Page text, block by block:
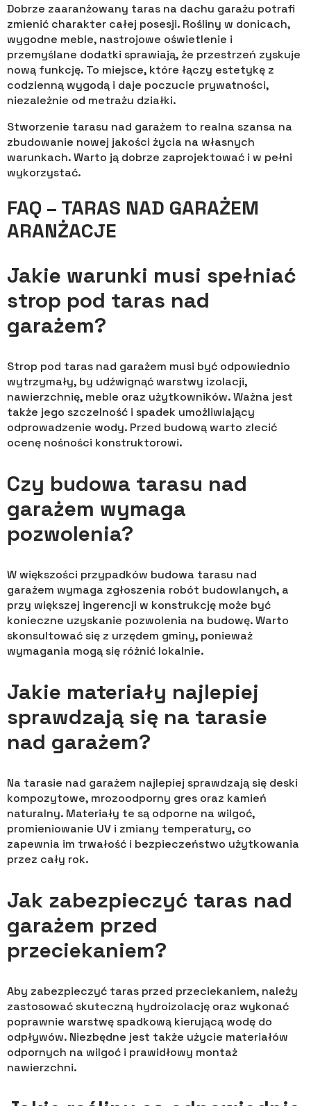
Dobrze zaaranżowany taras na dachu garażu potrafi
zmienić charakter całej posesji. Rośliny w donicach,
wygodne meble, nastrojowe oświetlenie i
przemyślane dodatki sprawiają, że przestrzeń zyskuje
nową funkcję. To miejsce, które łączy estetykę z
codzienną wygodą i daje poczucie prywatności,
niezależnie od metrażu działki.
Stworzenie tarasu nad garażem to realna szansa na
zbudowanie nowej jakości życia na własnych
warunkach. Warto ją dobrze zaprojektować i w pełni
wykorzystać.
FAQ – TARAS NAD GARAŻEM
ARANŻACJE
Jakie warunki musi spełniać
strop pod taras nad
garażem?
Strop pod taras nad garażem musi być odpowiednio
wytrzymały, by udźwignąć warstwy izolacji,
nawierzchnię, meble oraz użytkowników. Ważna jest
także jego szczelność i spadek umożliwiający
odprowadzenie wody. Przed budową warto zlecić
ocenę nośności konstruktorowi.
Czy budowa tarasu nad
garażem wymaga
pozwolenia?
W większości przypadków budowa tarasu nad
garażem wymaga zgłoszenia robót budowlanych, a
przy większej ingerencji w konstrukcję może być
konieczne uzyskanie pozwolenia na budowę. Warto
skonsultować się z urzędem gminy, ponieważ
wymagania mogą się różnić lokalnie.
Jakie materiały najlepiej
sprawdzają się na tarasie
nad garażem?
Na tarasie nad garażem najlepiej sprawdzają się deski
kompozytowe, mrozoodporny gres oraz kamień
naturalny. Materiały te są odporne na wilgoć,
promieniowanie UV i zmiany temperatury, co
zapewnia im trwałość i bezpieczeństwo użytkowania
przez cały rok.
Jak zabezpieczyć taras nad
garażem przed
przeciekaniem?
Aby zabezpieczyć taras przed przeciekaniem, należy
zastosować skuteczną hydroizolację oraz wykonać
poprawnie warstwę spadkową kierującą wodę do
odpływów. Niezbędne jest także użycie materiałów
odpornych na wilgoć i prawidłowy montaż
nawierzchni.